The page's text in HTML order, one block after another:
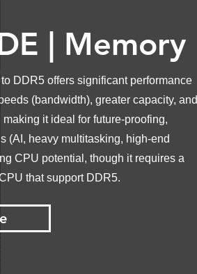
| Memory
DDR5 offers significant performance
(bandwidth), greater capacity, and
it ideal for future-proofing,
(AI, heavy multitasking, high-end
CPU potential, though it requires a
that support DDR5.